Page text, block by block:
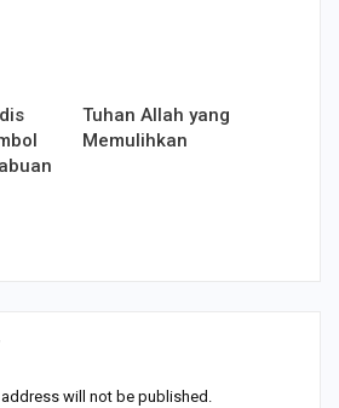
Tuhan Allah yang
Memulihkan
will not be published.